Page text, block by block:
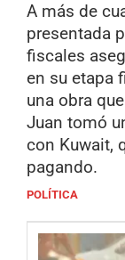
A más de
presentada
fiscales
en su etapa
una obra
Juan tomó
con Kuwait,
pagando.
POLÍTICA